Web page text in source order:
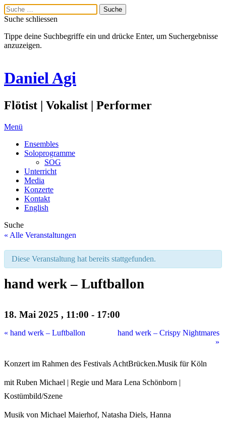
Suche schliessen
Tippe deine Suchbegriffe ein und drücke Enter, um Suchergebnisse
anzuzeigen.
Daniel Agi
Flötist | Vokalist | Performer
Menü
Ensembles
Soloprogramme
SOG
Unterricht
Media
Konzerte
Kontakt
English
Suche
« Alle Veranstaltungen
Diese Veranstaltung hat bereits stattgefunden.
hand werk – Luftballon
18. Mai 2025 , 11:00 - 17:00
« hand werk – Luftballon
hand werk – Crispy Nightmares
»
Konzert im Rahmen des Festivals AchtBrücken.Musik für Köln
mit Ruben Michael | Regie und Mara Lena Schönborn |
Kostümbild/Szene
Musik von Michael Maierhof, Natasha Diels, Hanna